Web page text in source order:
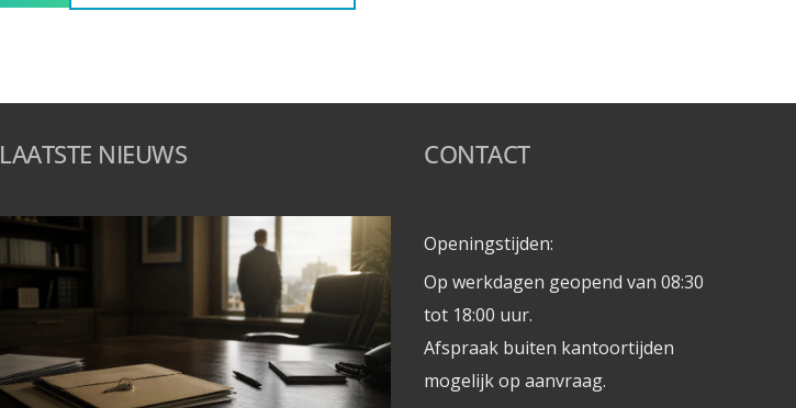
LAATSTE NIEUWS CONTACT
Openingstijden:
Op werkdagen geopend van 08:30
tot 18:00 uur.
Afspraak buiten kantoortijden
mogelijk op aanvraag.